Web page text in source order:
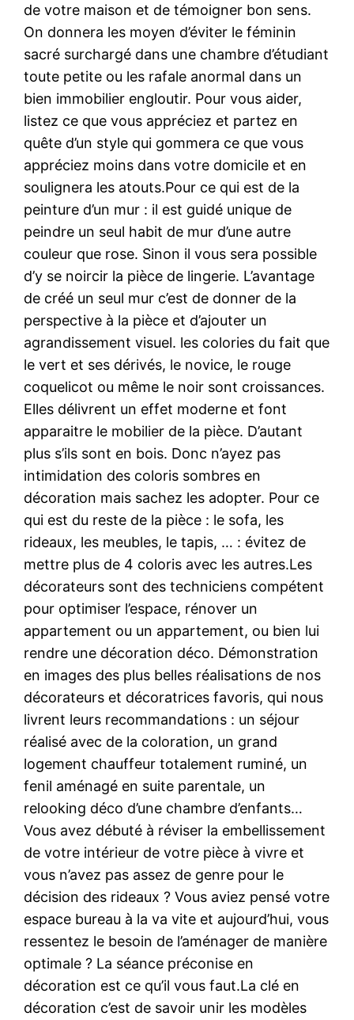
de votre maison et de témoigner bon sens.
On donnera les moyen d’éviter le féminin
sacré surchargé dans une chambre d’étudiant
toute petite ou les rafale anormal dans un
bien immobilier engloutir. Pour vous aider,
listez ce que vous appréciez et partez en
quête d’un style qui gommera ce que vous
appréciez moins dans votre domicile et en
soulignera les atouts.Pour ce qui est de la
peinture d’un mur : il est guidé unique de
peindre un seul habit de mur d’une autre
couleur que rose. Sinon il vous sera possible
d’y se noircir la pièce de lingerie. L’avantage
de créé un seul mur c’est de donner de la
perspective à la pièce et d’ajouter un
agrandissement visuel. les colories du fait que
le vert et ses dérivés, le novice, le rouge
coquelicot ou même le noir sont croissances.
Elles délivrent un effet moderne et font
apparaitre le mobilier de la pièce. D’autant
plus s’ils sont en bois. Donc n’ayez pas
intimidation des coloris sombres en
décoration mais sachez les adopter. Pour ce
qui est du reste de la pièce : le sofa, les
rideaux, les meubles, le tapis, … : évitez de
mettre plus de 4 coloris avec les autres.Les
décorateurs sont des techniciens compétent
pour optimiser l’espace, rénover un
appartement ou un appartement, ou bien lui
rendre une décoration déco. Démonstration
en images des plus belles réalisations de nos
décorateurs et décoratrices favoris, qui nous
livrent leurs recommandations : un séjour
réalisé avec de la coloration, un grand
logement chauffeur totalement ruminé, un
fenil aménagé en suite parentale, un
relooking déco d’une chambre d’enfants…
Vous avez débuté à réviser la embellissement
de votre intérieur de votre pièce à vivre et
vous n’avez pas assez de genre pour le
décision des rideaux ? Vous aviez pensé votre
espace bureau à la va vite et aujourd’hui, vous
ressentez le besoin de l’aménager de manière
optimale ? La séance préconise en
décoration est ce qu’il vous faut.La clé en
décoration c’est de savoir unir les modèles